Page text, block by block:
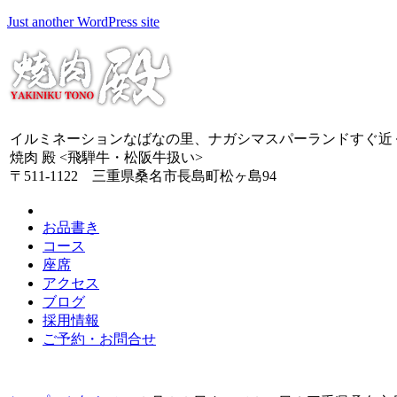
Just another WordPress site
イルミネーションなばなの里、ナガシマスパーランドすぐ近
焼肉 殿 <飛騨牛・松阪牛扱い>
〒511-1122 三重県桑名市長島町松ヶ島94
お品書き
コース
座席
アクセス
ブログ
採用情報
ご予約・お問合せ